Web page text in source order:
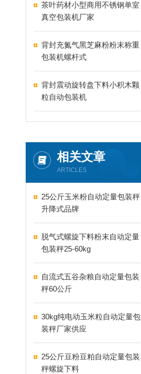
茶叶药材小型商用不锈钢单室
真空包装机厂家
背封充氮气黑芝麻粉粉末称重
包装机螺杆式
背封震动旋转盘下料小积木颗
粒自动包装机
相关文章
ARTICLES
25公斤玉米粉自动定量包装秤
升降式品牌
脱气式螺旋下料粉末自动定量
包装秤25-60kg
自流式五谷杂粮自动定量包装
秤60公斤
30kg纯电动玉米粒自动定量包
装秤厂家供应
25公斤豆粉豆粕自动定量包装
秤螺旋下料